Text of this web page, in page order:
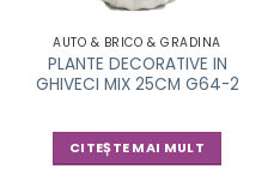
AUTO & BRICO & GRADINA
PLANTE DECORATIVE IN
GHIVECI MIX 25CM G64-2
CITEȘTE MAI MULT